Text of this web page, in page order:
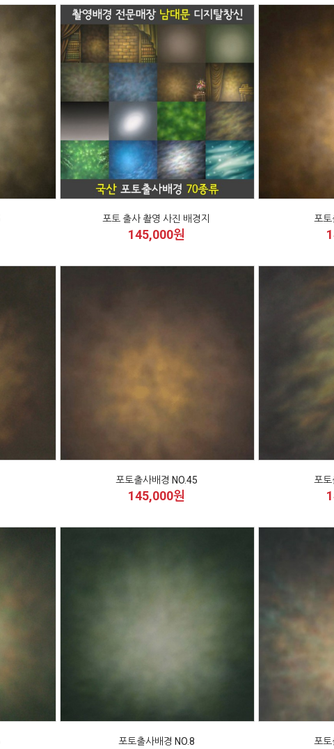
포토 출사 촬영 사진 배경지
145,000원
포토
포토출사배경 NO.45
145,000원
포토
포토출사배경 NO.8 포토